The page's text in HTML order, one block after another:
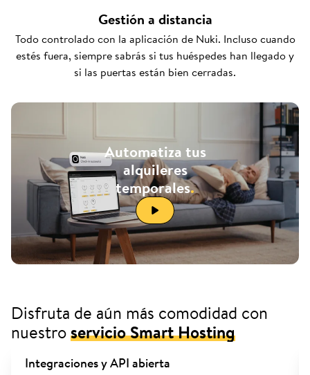
Gestión a distancia
Todo controlado con la aplicación de Nuki. Incluso cuando
estés fuera, siempre sabrás si tus huéspedes han llegado y
si las puertas están bien cerradas.
Automatiza tus
alquileres
temporales.
Disfruta de aún más comodidad con
nuestroservicio Smart Hosting
Integraciones y API abierta